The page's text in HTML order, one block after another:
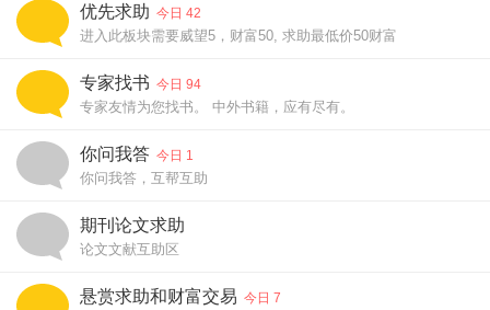
优先求助 今日 42
进入此板块需要威望5，财富50, 求助最低价50财富
专家找书 今日 94
专家友情为您找书。 中外书籍，应有尽有。
你问我答 今日 1
你问我答，互帮互助
期刊论文求助
论文文献互助区
悬赏求助和财富交易 今日 7